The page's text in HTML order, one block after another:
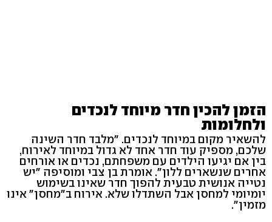
הזמן להכין חדר מיוחד לנכדים
ולחלומות
להשאיר מקום במיוחד לנכדים. "מלבד חדר השינה
שלכם, מספיק עוד חדר אחד לא גדול במיוחד לאירוח,
בין אם יגיעו הילדים עם משפחתם, נכדים או אורחים
אחרים שנשארים ללון". אומרת בן צבי ומוסיפה "יש
נטייה אנושית טבעית להפוך חדר שאינו בשימוש
יומיומי למחסן אבל השתדלו שלא. אירוח ב"מחסן" אינו
מזמין".